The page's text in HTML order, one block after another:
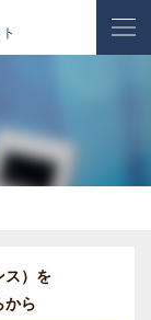
ス）を
から